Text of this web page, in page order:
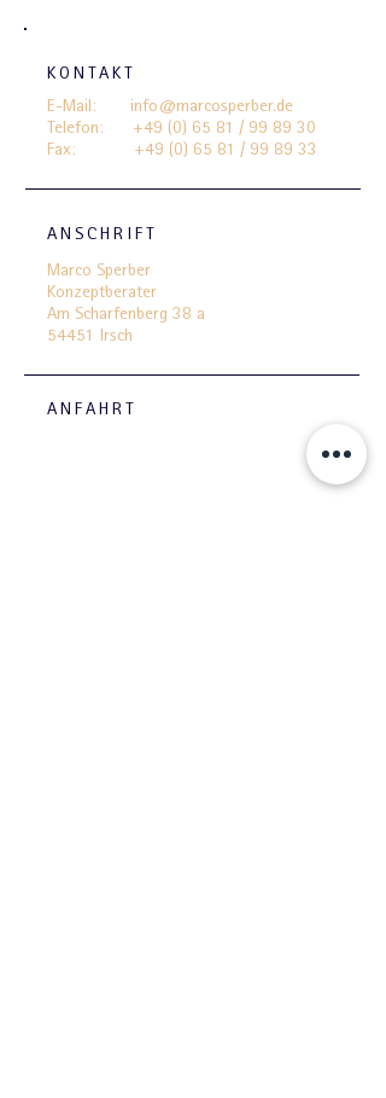
KONTAKT
E-Mail: info@marcosperber.de
Telefon: +49 (0) 65 81 / 99 89 30
Fax: +49 (0) 65 81 / 99 89 33
ANSCHRIFT
Marco Sperber
Konzeptberater
Am Scharfenberg 38 a
54451 Irsch
ANFAHRT